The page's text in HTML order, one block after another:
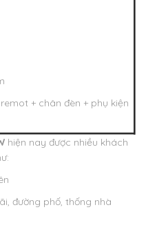
+ chân đèn + phụ kiện
hiện nay được nhiều khách
đường phố, thống nhà